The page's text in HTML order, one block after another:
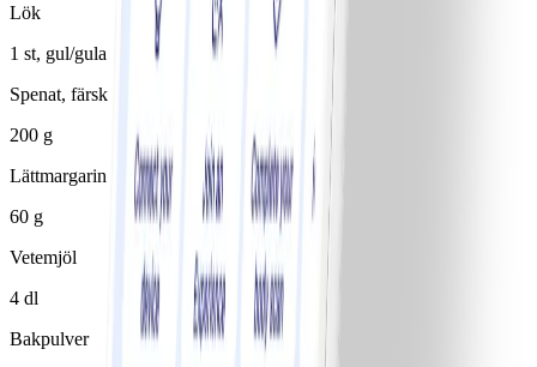
Lök
1 st, gul/gula
Spenat, färsk
200 g
Lättmargarin 40%
60 g
Vetemjöl
4 dl
Bakpulver